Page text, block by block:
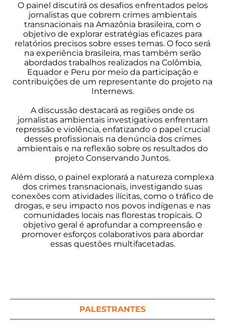
O painel discutirá os desafios enfrentados pelos
jornalistas que cobrem crimes ambientais
transnacionais na Amazônia brasileira, com o
objetivo de explorar estratégias eficazes para
relatórios precisos sobre esses temas. O foco será
na experiência brasileira, mas também serão
abordados trabalhos realizados na Colômbia,
Equador e Peru por meio da participação e
contribuições de um representante do projeto na
Internews.
A discussão destacará as regiões onde os
jornalistas ambientais investigativos enfrentam
repressão e violência, enfatizando o papel crucial
desses profissionais na denúncia dos crimes
ambientais e na reflexão sobre os resultados do
projeto Conservando Juntos.
Além disso, o painel explorará a natureza complexa
dos crimes transnacionais, investigando suas
conexões com atividades ilícitas, como o tráfico de
drogas, e seu impacto nos povos indígenas e nas
comunidades locais nas florestas tropicais. O
objetivo geral é aprofundar a compreensão e
promover esforços colaborativos para abordar
essas questões multifacetadas.
PALESTRANTES